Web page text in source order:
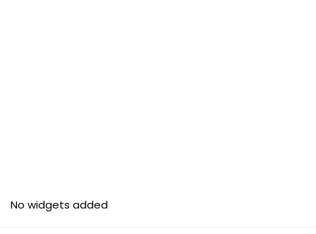
No widgets added